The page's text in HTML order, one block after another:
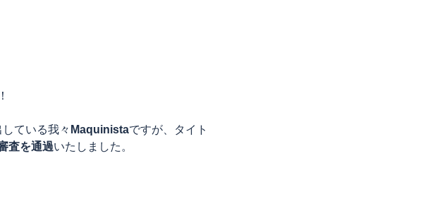
ている我々 Maquinistaですが、タイト
査を通過いたしました。